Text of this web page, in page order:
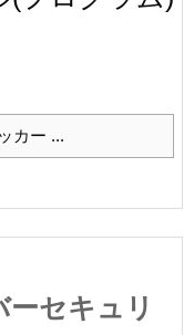
カー ...
セキュリ